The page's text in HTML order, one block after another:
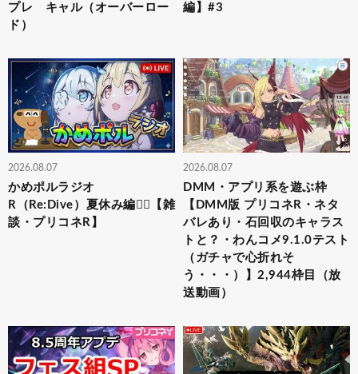
プレ キャル（オーバーロー
ド）
編】#3
2026.08.07
かめポルラジオ
R（Re:Dive）⁠夏休み編🏄‍♀️【雑
談・プリコネR】
2026.08.07
DMM・アプリ系を遊ぶ枠
【DMM版 プリコネR・ネタ
バレあり・石回収のキャラス
トと？・わんコメ9.1.0テスト
（ガチャで心折れそ
う・・・）】2,944枠目（放
送動画）